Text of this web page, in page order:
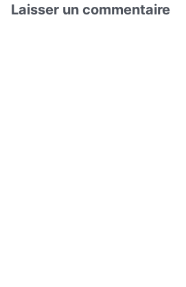
Laisser un commentaire